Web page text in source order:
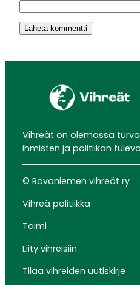
Vihreät on olemassa
ihmisten ja politiikan
© Rovaniemen vihreät ry
Vihreä politiikka
Toimi
Liity vihreisiin
Tilaa vihreiden uutiskirje